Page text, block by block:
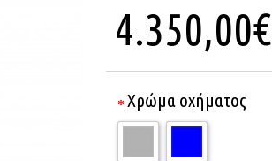
4.350,00€
Χρώμα οχήματος